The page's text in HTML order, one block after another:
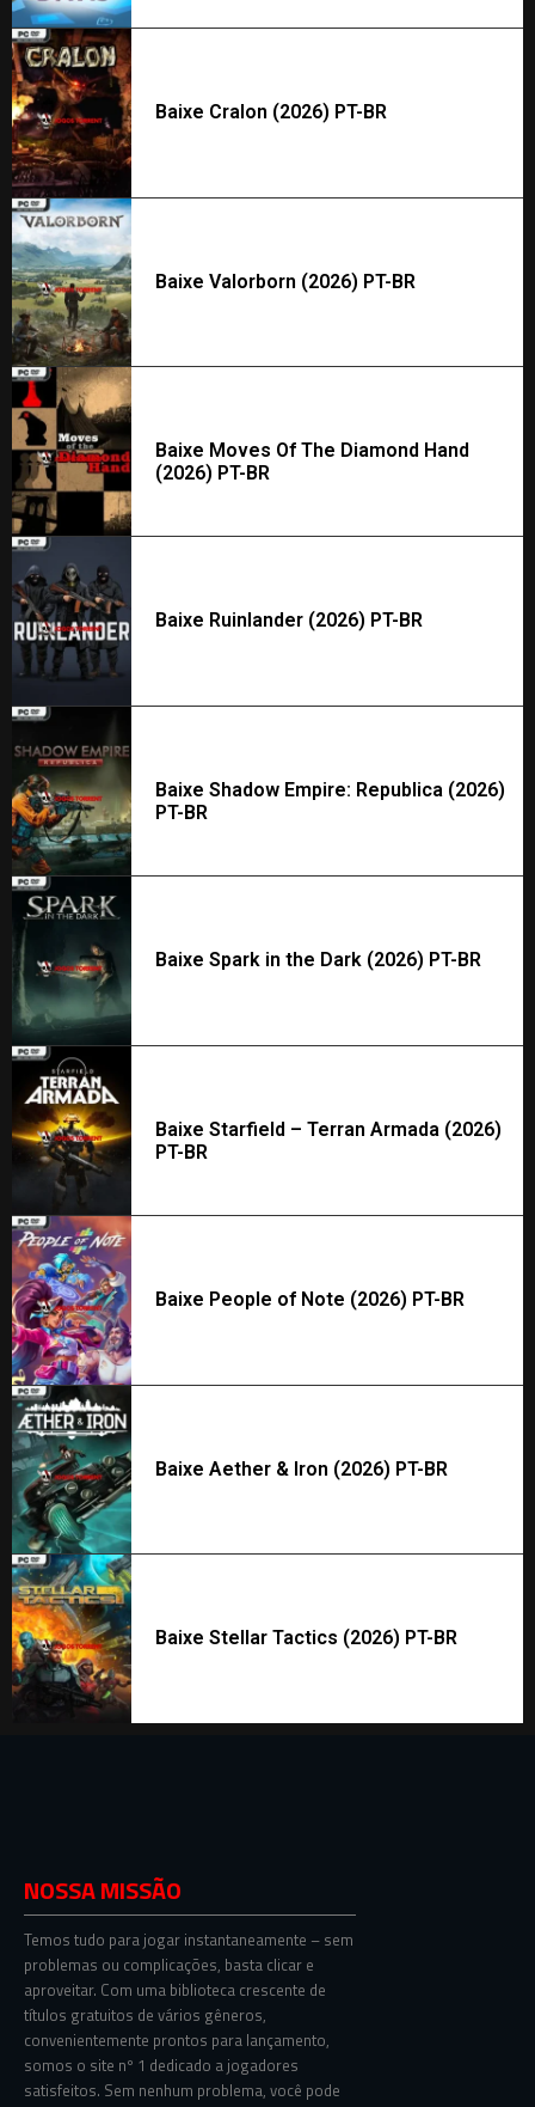
Baixe Cralon (2026) PT-BR
Baixe Valorborn (2026) PT-BR
Baixe Moves Of The Diamond Hand
(2026) PT-BR
Baixe Ruinlander (2026) PT-BR
Baixe Shadow Empire: Republica (2026)
PT-BR
Baixe Spark in the Dark (2026) PT-BR
Baixe Starfield – Terran Armada (2026)
PT-BR
Baixe People of Note (2026) PT-BR
Baixe Aether & Iron (2026) PT-BR
Baixe Stellar Tactics (2026) PT-BR
NOSSA MISSÃO
Temos tudo para jogar instantaneamente – sem
problemas ou complicações, basta clicar e
aproveitar. Com uma biblioteca crescente de
títulos gratuitos de vários gêneros,
convenientemente prontos para lançamento,
somos o site nº 1 dedicado a jogadores
satisfeitos. Sem nenhum problema, você pode